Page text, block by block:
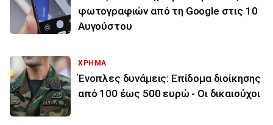
φωτογραφιών από τη Google στις 10
Αυγούστου
ΧΡΗΜΑ
Ένοπλες δυνάμεις: Επίδομα διοίκησης
από 100 έως 500 ευρώ - Οι δικαιούχοι